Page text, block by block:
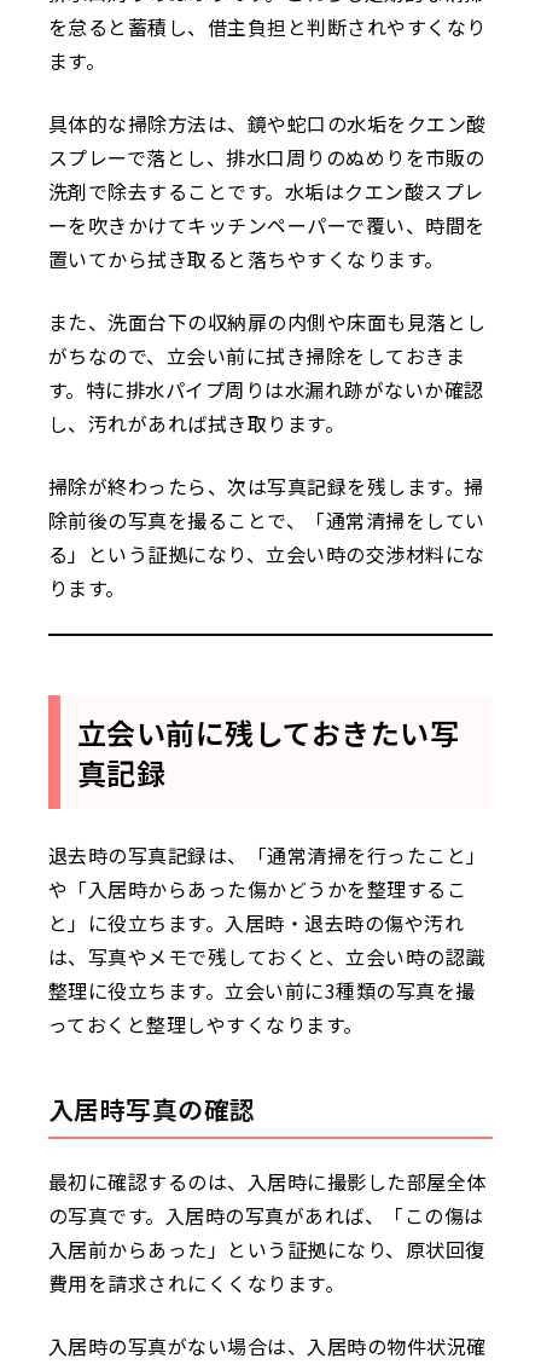
を怠ると蓄積し、借主負担と判断されやすくなり
ます。
具体的な掃除方法は、鏡や蛇口の水垢をクエン酸
スプレーで落とし、排水口周りのぬめりを市販の
洗剤で除去することです。水垢はクエン酸スプレ
ーを吹きかけてキッチンペーパーで覆い、時間を
置いてから拭き取ると落ちやすくなります。
また、洗面台下の収納扉の内側や床面も見落とし
がちなので、立会い前に拭き掃除をしておきま
す。特に排水パイプ周りは水漏れ跡がないか確認
し、汚れがあれば拭き取ります。
掃除が終わったら、次は写真記録を残します。掃
除前後の写真を撮ることで、「通常清掃をしてい
る」という証拠になり、立会い時の交渉材料にな
ります。
立会い前に残しておきたい写
真記録
退去時の写真記録は、「通常清掃を行ったこと」
や「入居時からあった傷かどうかを整理するこ
と」に役立ちます。入居時・退去時の傷や汚れ
は、写真やメモで残しておくと、立会い時の認識
整理に役立ちます。立会い前に3種類の写真を撮
っておくと整理しやすくなります。
入居時写真の確認
最初に確認するのは、入居時に撮影した部屋全体
の写真です。入居時の写真があれば、「この傷は
入居前からあった」という証拠になり、原状回復
費用を請求されにくくなります。
入居時の写真がない場合は、入居時の物件状況確